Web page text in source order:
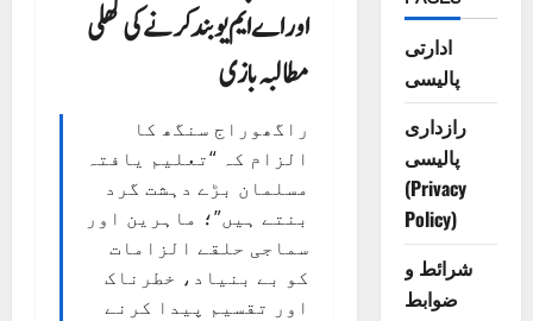
اور اے ایم یو بند کرنے کی کھلی
مطالبہ بازی
راگھوراج سنگھ کا
الزام کہ “تعلیم یافتہ
مسلمان بڑے دہشت گرد
بنتے ہیں”؛ ماہرین اور
سماجی حلقے الزامات
کو بے بنیاد، خطرناک
اور تقسیم پیدا کرنے
ادارتی
پالیسی
رازداری
پالیسی
(Privacy
Policy)
شرائط و
ضوابط